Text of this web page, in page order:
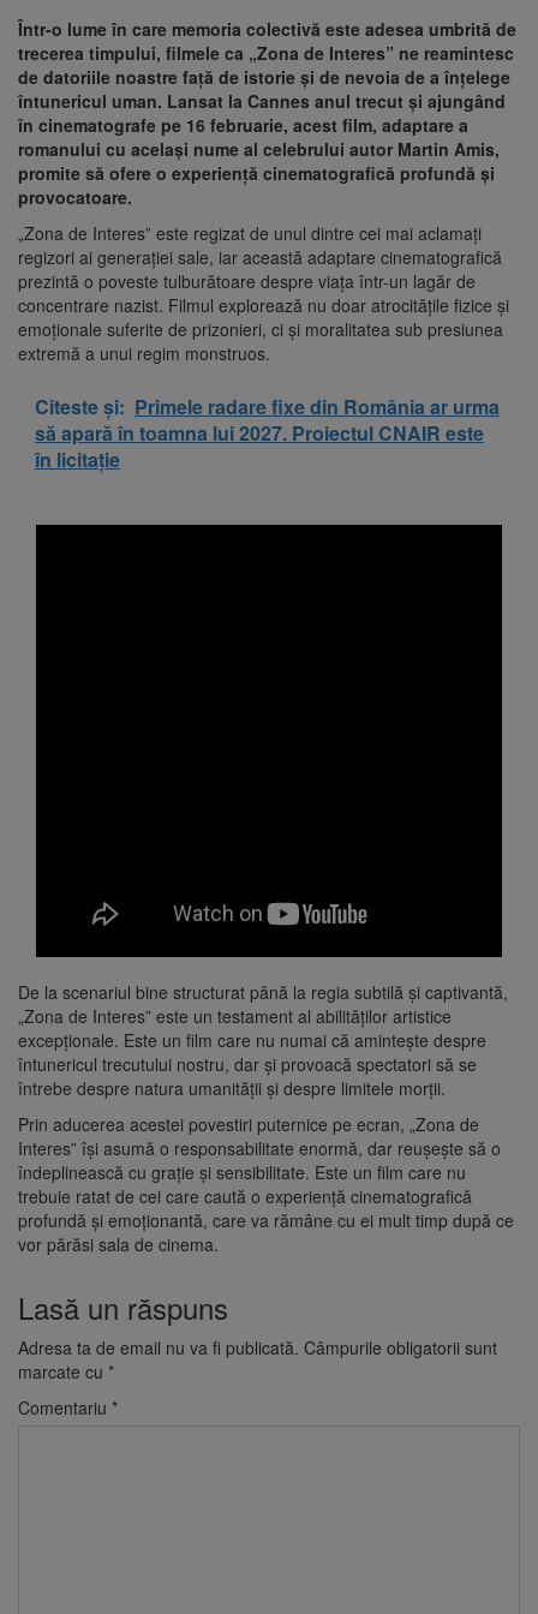
Într-o lume în care memoria colectivă este adesea umbrită de
trecerea timpului, filmele ca „Zona de Interes” ne reamintesc
de datoriile noastre față de istorie și de nevoia de a înțelege
întunericul uman. Lansat la Cannes anul trecut și ajungând
în cinematografe pe 16 februarie, acest film, adaptare a
romanului cu același nume al celebrului autor Martin Amis,
promite să ofere o experiență cinematografică profundă și
provocatoare.
„Zona de Interes” este regizat de unul dintre cei mai aclamați
regizori ai generației sale, iar această adaptare cinematografică
prezintă o poveste tulburătoare despre viața într-un lagăr de
concentrare nazist. Filmul explorează nu doar atrocitățile fizice și
emoționale suferite de prizonieri, ci și moralitatea sub presiunea
extremă a unui regim monstruos.
Citeste și: Primele radare fixe din România ar urma
să apară în toamna lui 2027. Proiectul CNAIR este
în licitație
De la scenariul bine structurat până la regia subtilă și captivantă,
„Zona de Interes” este un testament al abilităților artistice
excepționale. Este un film care nu numai că amintește despre
întunericul trecutului nostru, dar și provoacă spectatori să se
întrebe despre natura umanității și despre limitele morții.
Prin aducerea acestei povestiri puternice pe ecran, „Zona de
Interes” își asumă o responsabilitate enormă, dar reușește să o
îndeplinească cu grație și sensibilitate. Este un film care nu
trebuie ratat de cei care caută o experiență cinematografică
profundă și emoționantă, care va rămâne cu ei mult timp după ce
vor părăsi sala de cinema.
Lasă un răspuns
Adresa ta de email nu va fi publicată. Câmpurile obligatorii sunt
marcate cu *
Comentariu *